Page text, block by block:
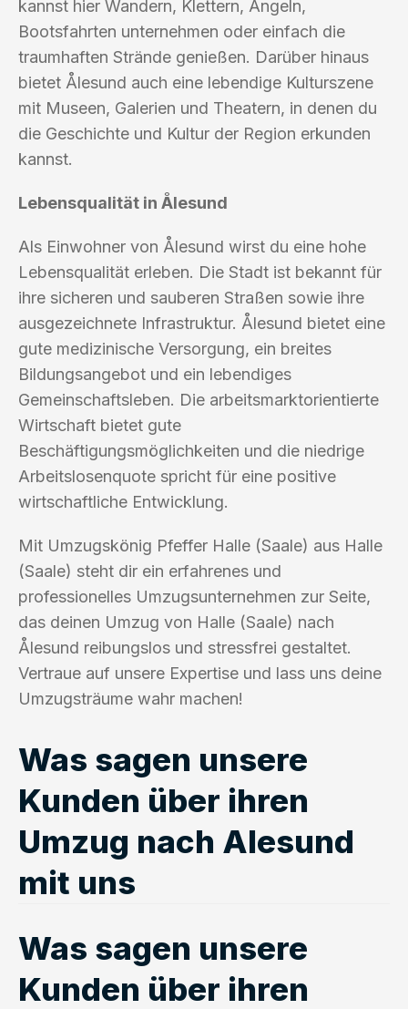
kannst hier Wandern, Klettern, Angeln,
Bootsfahrten unternehmen oder einfach die
traumhaften Strände genießen. Darüber hinaus
bietet Ålesund auch eine lebendige Kulturszene
mit Museen, Galerien und Theatern, in denen du
die Geschichte und Kultur der Region erkunden
kannst.
Lebensqualität in Ålesund
Als Einwohner von Ålesund wirst du eine hohe
Lebensqualität erleben. Die Stadt ist bekannt für
ihre sicheren und sauberen Straßen sowie ihre
ausgezeichnete Infrastruktur. Ålesund bietet eine
gute medizinische Versorgung, ein breites
Bildungsangebot und ein lebendiges
Gemeinschaftsleben. Die arbeitsmarktorientierte
Wirtschaft bietet gute
Beschäftigungsmöglichkeiten und die niedrige
Arbeitslosenquote spricht für eine positive
wirtschaftliche Entwicklung.
Mit Umzugskönig Pfeffer Halle (Saale) aus Halle
(Saale) steht dir ein erfahrenes und
professionelles Umzugsunternehmen zur Seite,
das deinen Umzug von Halle (Saale) nach
Ålesund reibungslos und stressfrei gestaltet.
Vertraue auf unsere Expertise und lass uns deine
Umzugsträume wahr machen!
Was sagen unsere
Kunden über ihren
Umzug nach Alesund
mit uns
Was sagen unsere
Kunden über ihren